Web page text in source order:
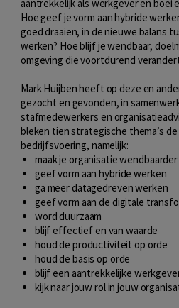
aantrekkelijk als werkgever en boei
Hoe geef je vorm aan hybride
goed draaien, in de nieuwe balans
werken? Hoe blijf je wendbaar,
omgeving die voortdurend
Mark Huijben heeft op deze en
gezocht en gevonden, in
stafmedewerkers en
bleken tien strategische thema’s
bedrijfsvoering, namelijk:
maak je organisatie
geef vorm aan hybride werken
ga meer datagedreven werken
geef vorm aan de digitale
word duurzaam
blijf effectief en van waarde
houd de productiviteit op orde
houd de basis op orde
blijf een aantrekkelijke
kijk naar jouw rol in jouw